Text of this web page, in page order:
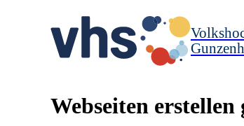
Webseiten